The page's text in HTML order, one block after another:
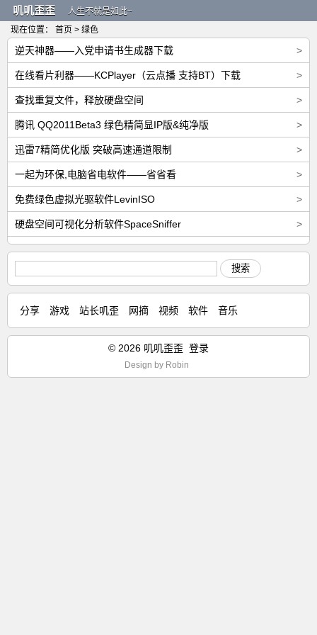
叽叽歪歪
人生不就是如此~
现在位置： 首页 > 绿色
>
逆天神器——入党申请书生成器下载
>
在线看片利器——KCPlayer（云点播 支持BT）下载
>
查找重复文件，释放硬盘空间
>
腾讯 QQ2011Beta3 绿色精简显IP版&纯净版
>
迅雷7精简优化版 突破高速通道限制
>
一起为环保,电脑省电软件——省省看
>
免费绿色虚拟光驱软件LevinISO
>
硬盘空间可视化分析软件SpaceSniffer
搜索
分享 游戏 站长叽歪 网摘 视频 软件 音乐
© 2026 叽叽歪歪 登录
Design by Robin